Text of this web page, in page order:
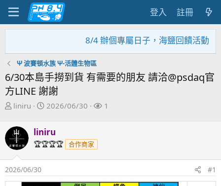
登入 註冊
8/4 辦個專屬日子，海鹽回饋活動，大
Ψ 波賽頓水族 Ψ-活體生物區
6/30本島手撈到貨 有需要的朋友 請洽@psdaq官
方LINE 謝謝
主
發
起
人
liniru
開
期
2026/06/30
關
1
liniru
🏆🏆🏆🏆 合作商家
2026/06/30 #1